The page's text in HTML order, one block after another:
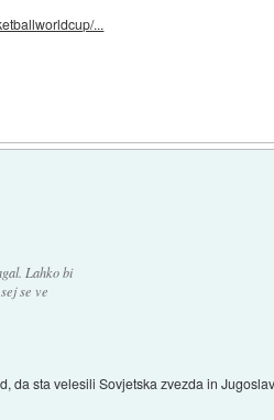
...
Lahko bi
se ve
da sta velesili Sovjetska zvezda in